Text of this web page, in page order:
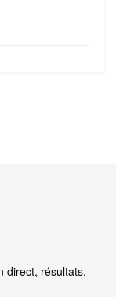
direct, résultats,